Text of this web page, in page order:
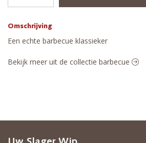
Omschrijving
Een echte barbecue klassieker
Bekijk meer uit de collectie barbecue